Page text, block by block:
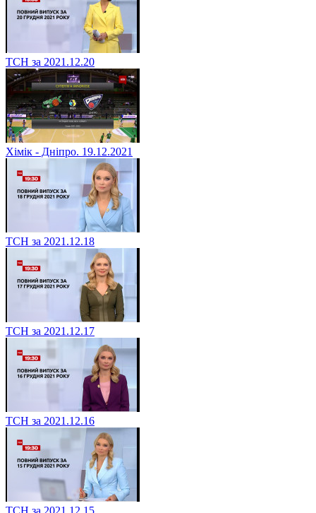
ТСН за 2021.12.20
Хімік - Дніпро. 19.12.2021
ТСН за 2021.12.18
ТСН за 2021.12.17
ТСН за 2021.12.16
ТСН за 2021.12.15